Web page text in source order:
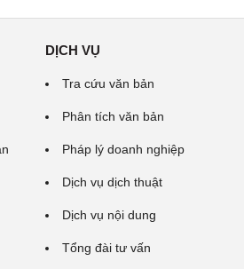
DỊCH VỤ
Tra cứu văn bản
Phân tích văn bản
Pháp lý doanh nghiệp
Dịch vụ dịch thuật
Dịch vụ nội dung
Tổng đài tư vấn